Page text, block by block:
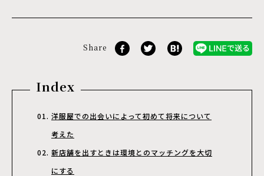
Share
Index
洋服屋での出会いによって初めて将来について
考えた
新店舗を出すときは環境とのマッチングを大切
にする